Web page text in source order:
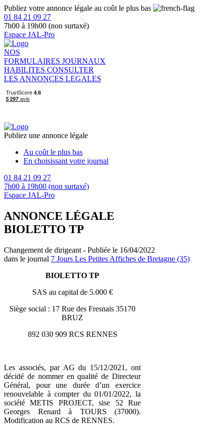
Publiez votre annonce légale au coût le plus bas
01 84 21 09 27
7h00 à 19h00 (non surtaxé)
Espace JAL-Pro
NOS
FORMULAIRES JOURNAUX
HABILITES CONSULTER
LES ANNONCES LEGALES
Publiez une annonce légale
Au coût le plus bas
En choisissant votre journal
01 84 21 09 27
7h00 à 19h00 (non surtaxé)
Espace JAL-Pro
ANNONCE LÉGALE
BIOLETTO TP
Changement de dirigeant - Publiée le 16/04/2022
dans le journal 7 Jours Les Petites Affiches de Bretagne (35)
BIOLETTO TP
SAS au capital de 5.000 €
Siège social : 17 Rue des Fresnais 35170
BRUZ
892 030 909 RCS RENNES
Les associés, par AG du 15/12/2021, ont
décidé de nommer en qualité de Directeur
Général, pour une durée d’un exercice
renouvelable à compter du 01/01/2022, la
société METIS PROJECT, sise 52 Rue
Georges Renard à TOURS (37000).
Modification au RCS de RENNES.